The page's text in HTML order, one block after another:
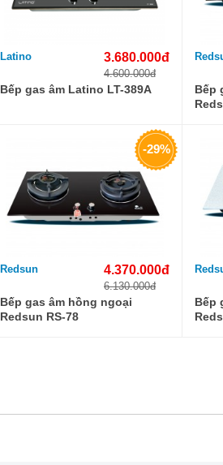
Latino 3.680.000đ
4.600.000đ
Bếp gas âm Latino LT-389A
Bếp
-29%
Redsun 4.370.000đ
6.130.000đ
Bếp gas âm hồng ngoại
Redsun RS-78
Bếp